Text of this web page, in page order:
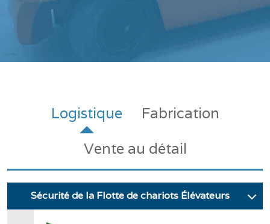
Logistique
Fabrication
Vente au détail
Sécurité de la Flotte de chariots Élévateurs